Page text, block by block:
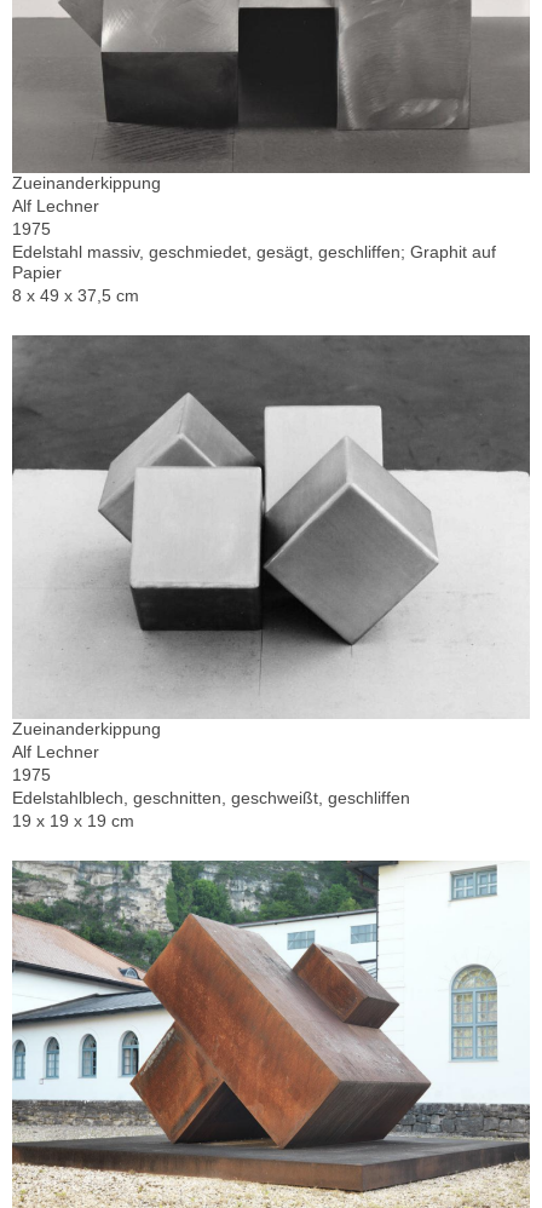
Zueinanderkippung
Alf Lechner
1975
Edelstahl massiv, geschmiedet, gesägt, geschliffen; Graphit auf
Papier
8 x 49 x 37,5 cm
Zueinanderkippung
Alf Lechner
1975
Edelstahlblech, geschnitten, geschweißt, geschliffen
19 x 19 x 19 cm